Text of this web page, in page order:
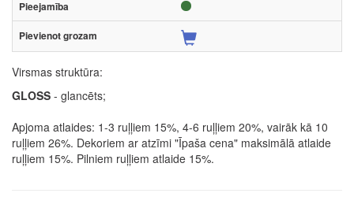
Virsmas struktūra:
GLOSS - glancēts;
Apjoma atlaides: 1-3 ruļļiem 15%, 4-6 ruļļiem 20%, vairāk kā 10
ruļļiem 26%. Dekoriem ar atzīmi "Īpaša cena" maksimālā atlaide
ruļļiem 15%. Pilniem ruļļiem atlaide 15%.